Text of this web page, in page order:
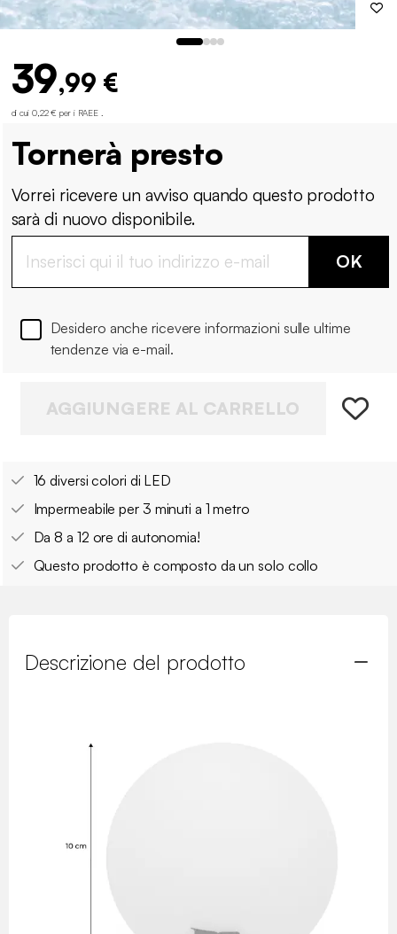
39,99 €
di cui 0,22 € per i RAEE .
Tornerà presto
Vorrei ricevere un avviso quando questo prodotto
sarà di nuovo disponibile.
OK
Desidero anche ricevere informazioni sulle ultime
tendenze via e-mail.
AGGIUNGERE AL CARRELLO
16 diversi colori di LED
Impermeabile per 3 minuti a 1 metro
Da 8 a 12 ore di autonomia!
Questo prodotto è composto da un solo collo
Descrizione del prodotto